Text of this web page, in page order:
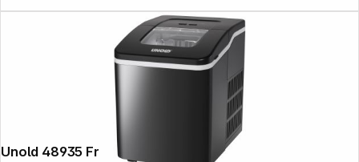
Unold 48935 Freeze Ice Cube Maker